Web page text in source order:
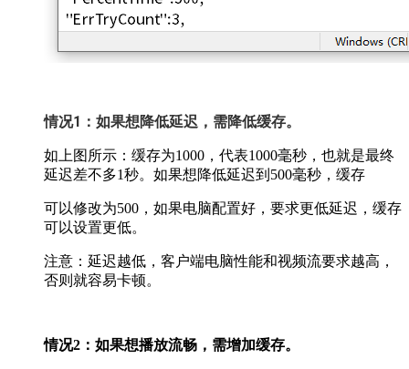
情况1：如果想降低延迟，需降低缓存。
如上图所示：缓存为1000，代表1000毫秒，也就是最终
延迟差不多1秒。如果想降低延迟到500毫秒，缓存
可以修改为500，如果电脑配置好，要求更低延迟，缓存
可以设置更低。
注意：延迟越低，客户端电脑性能和视频流要求越高，
否则就容易卡顿。
情况2：如果想播放流畅，需增加缓存。